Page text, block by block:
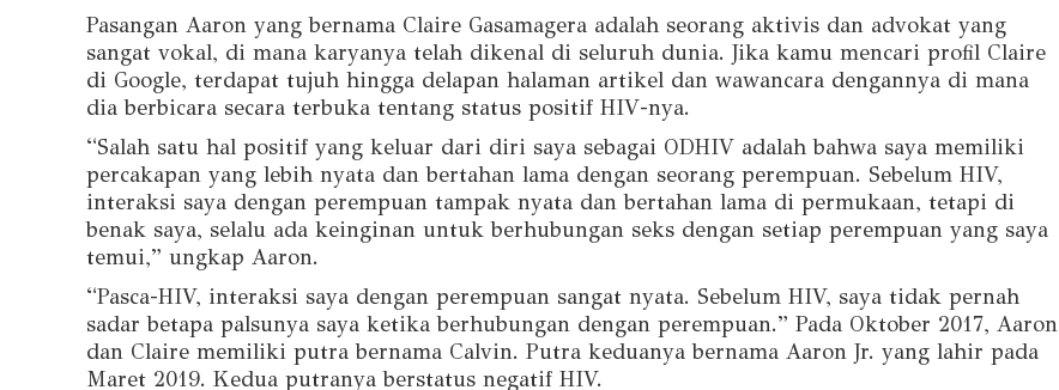
Pasangan Aaron yang bernama Claire Gasamagera adalah seorang aktivis dan advokat yang
sangat vokal, di mana karyanya telah dikenal di seluruh dunia. Jika kamu mencari profil Claire
di Google, terdapat tujuh hingga delapan halaman artikel dan wawancara dengannya di mana
dia berbicara secara terbuka tentang status positif HIV-nya.
“Salah satu hal positif yang keluar dari diri saya sebagai ODHIV adalah bahwa saya memiliki
percakapan yang lebih nyata dan bertahan lama dengan seorang perempuan. Sebelum HIV,
interaksi saya dengan perempuan tampak nyata dan bertahan lama di permukaan, tetapi di
benak saya, selalu ada keinginan untuk berhubungan seks dengan setiap perempuan yang saya
temui,” ungkap Aaron.
“Pasca-HIV, interaksi saya dengan perempuan sangat nyata. Sebelum HIV, saya tidak pernah
sadar betapa palsunya saya ketika berhubungan dengan perempuan.” Pada Oktober 2017, Aaron
dan Claire memiliki putra bernama Calvin. Putra keduanya bernama Aaron Jr. yang lahir pada
Maret 2019. Kedua putranya berstatus negatif HIV.